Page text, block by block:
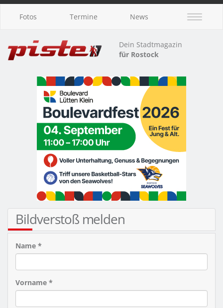
Fotos Termine News
Dein Stadtmagazin
für Rostock
Bildverstoß melden
Name *
Vorname *